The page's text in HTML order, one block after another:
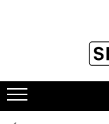
Toate Produsele
Memorii USB
Memorii USB din